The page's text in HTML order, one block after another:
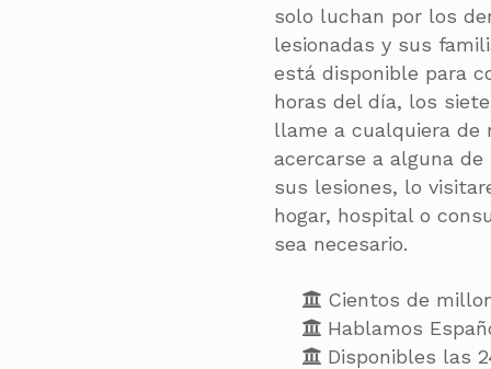
solo luchan por los
lesionadas y sus
está disponible para
horas del día, los
llame a cualquiera de
acercarse a alguna
sus lesiones, lo
hogar, hospital o
sea necesario.
Cientos de
Hablamos
Disponibles las